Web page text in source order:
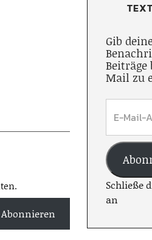
Abonnieren
Gib
Beiträge
Mail zu
Schließe
an